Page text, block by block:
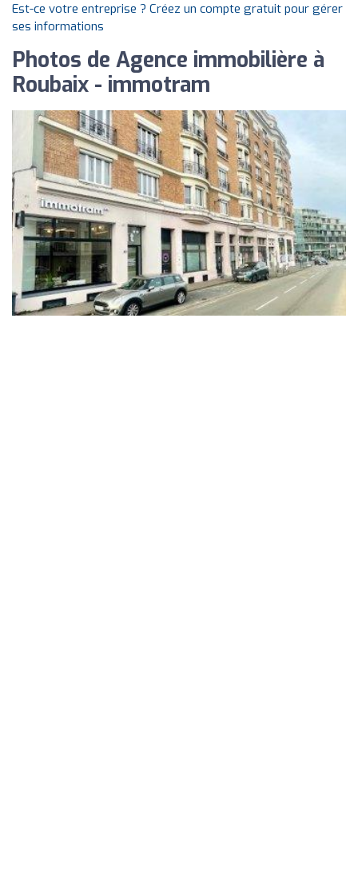
Est-ce votre entreprise ? Créez un compte gratuit pour gérer
ses informations
Photos de Agence immobilière à
Roubaix - immotram